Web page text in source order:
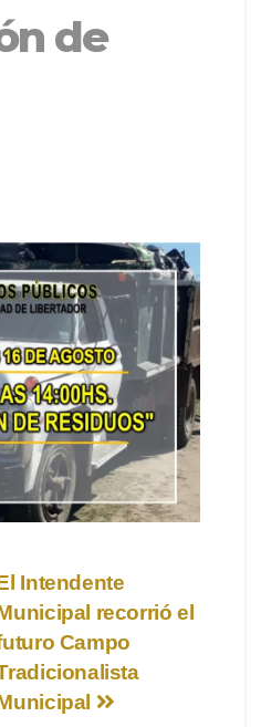
de
Intendente
recorrió el
Campo